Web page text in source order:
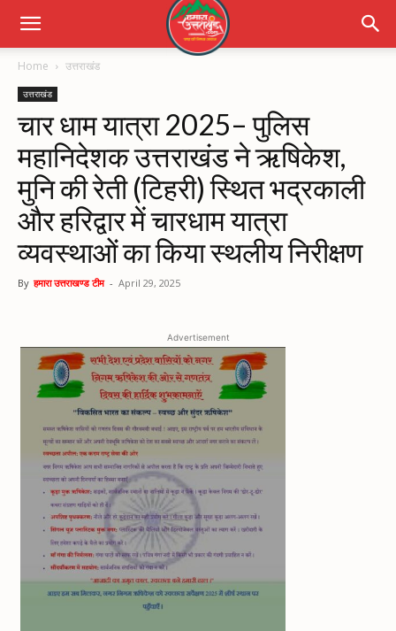
Home उत्तराखंड
उत्तराखंड
चार धाम यात्रा 2025– पुलिस
महानिदेशक उत्तराखंड ने ऋषिकेश,
मुनि की रेती (टिहरी) स्थित भद्रकाली
और हरिद्वार में चारधाम यात्रा
व्यवस्थाओं का किया स्थलीय निरीक्षण
By हमारा उत्तराखण्ड टीम - April 29, 2025
Advertisement